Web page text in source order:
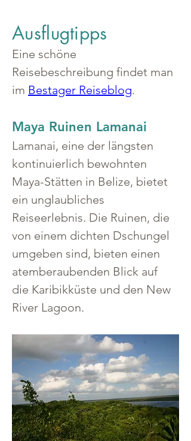
Ausflugtipps
Eine schöne
Reisebeschreibung findet man
im Bestager Reiseblog.
Maya Ruinen Lamanai
Lamanai, eine der längsten
kontinuierlich bewohnten
Maya-Stätten in Belize, bietet
ein unglaubliches
Reiseerlebnis. Die Ruinen, die
von einem dichten Dschungel
umgeben sind, bieten einen
atemberaubenden Blick auf
die Karibikküste und den New
River Lagoon.